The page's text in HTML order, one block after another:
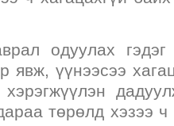
одуулах
явж, үүнээсээ
төрөлд хэзээ ч